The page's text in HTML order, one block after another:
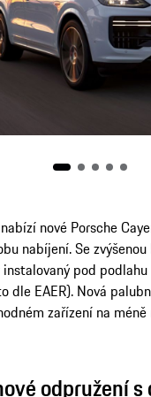
nové Porsche
nabíjení. Se
pod
dle EAER). Nová
zařízení na
odpružení